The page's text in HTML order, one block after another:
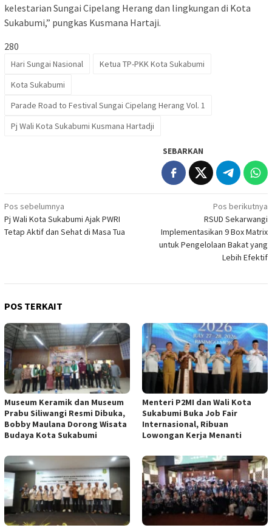
kelestarian Sungai Cipelang Herang dan lingkungan di Kota
Sukabumi,” pungkas Kusmana Hartaji.
280
Hari Sungai Nasional
Ketua TP-PKK Kota Sukabumi
Kota Sukabumi
Parade Road to Festival Sungai Cipelang Herang Vol. 1
Pj Wali Kota Sukabumi Kusmana Hartadji
SEBARKAN
Navigasi
pos
Pos sebelumnya
Pj Wali Kota Sukabumi Ajak PWRI
Tetap Aktif dan Sehat di Masa Tua
Pos berikutnya
RSUD Sekarwangi
Implementasikan 9 Box Matrix
untuk Pengelolaan Bakat yang
Lebih Efektif
POS TERKAIT
Museum Keramik dan Museum
Prabu Siliwangi Resmi Dibuka,
Bobby Maulana Dorong Wisata
Budaya Kota Sukabumi
Menteri P2MI dan Wali Kota
Sukabumi Buka Job Fair
Internasional, Ribuan
Lowongan Kerja Menanti